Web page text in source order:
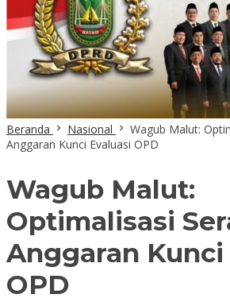
Beranda Nasional
Wagub Malut:
Anggaran Kunci Evaluasi OPD
Wagub Malut:
Optimalisasi
Anggaran Kunci
OPD